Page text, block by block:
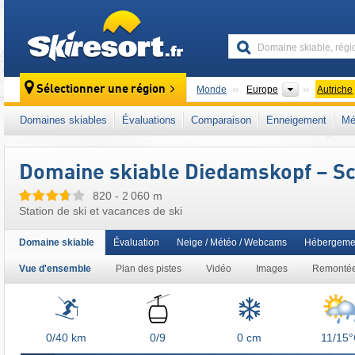
Sélectionner une région Monde Europe Continents
Autriche
Ce domaine skiable se situe aussi dans :
Alpes autrichiennes
Alpes orientales Alpes
Domaines skiables Évaluations Comparaison Enneigement
Domaine skiable Diedamskopf –
820 - 2 060 m
Station de ski et vacances de ski
Domaine skiable
Vue d'ensemble Plan des pistes Vidéo Images
Évaluation Neige / Météo / Webcams
0/40 km
Remontées
mécaniques
0/9
0 cm 11/